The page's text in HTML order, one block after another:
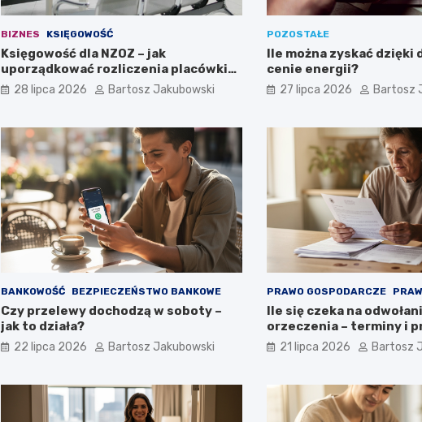
BIZNES KSIĘGOWOŚĆ
Księgowość dla NZOZ – jak
uporządkować rozliczenia placówki
medycznej?
28 lipca 2026 Bartosz Jakubowski
POZOSTAŁE
Ile można zyskać dzięki
cenie energii?
27 lipca 2026 Bartosz
BANKOWOŚĆ BEZPIECZEŃSTWO BANKOWE
Czy przelewy dochodzą w soboty –
jak to działa?
22 lipca 2026 Bartosz Jakubowski
PRAWO GOSPODARCZE
Ile się czeka na
orzeczenia – terminy i
21 lipca 2026 Bartosz